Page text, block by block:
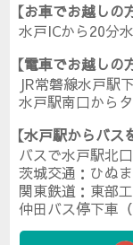
【お車でお越しの
水戸ICから20分
【電車でお越しの
JR常磐線水戸駅
水戸駅南口から
【水戸駅からバス
バスで水戸駅北
茨城交通：ひぬ
関東鉄道：東部
仲田バス停下車